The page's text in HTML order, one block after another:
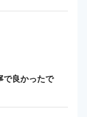
で良かったで